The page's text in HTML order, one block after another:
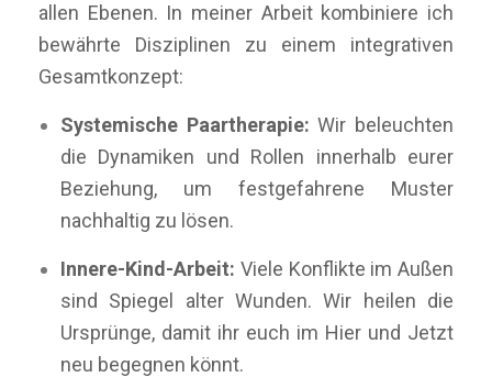
allen Ebenen. In meiner Arbeit kombiniere ich
bewährte Disziplinen zu einem integrativen
Gesamtkonzept:
Systemische Paartherapie: Wir beleuchten
die Dynamiken und Rollen innerhalb eurer
Beziehung, um festgefahrene Muster
nachhaltig zu lösen.
Innere-Kind-Arbeit: Viele Konflikte im Außen
sind Spiegel alter Wunden. Wir heilen die
Ursprünge, damit ihr euch im Hier und Jetzt
neu begegnen könnt.